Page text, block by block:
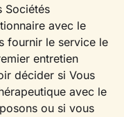
Sociétés
avec le
fournir le service le
entretien
décider si Vous
avec le
ou si vous